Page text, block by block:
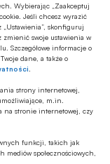
Wybierając „Zaakceptuj
Jeśli chcesz wyrazić
skonfiguruj
zmienić swoje ustawienia w
Szczegółowe informacje o
dane, a także o
strony internetowej,
m.in.
na stronie internetowej, czy
funkcji, takich jak
społecznościowych,
UE w 2025
NBP